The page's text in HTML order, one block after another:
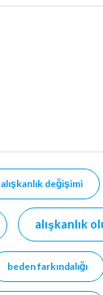
alışkanlık değişimi
alışkanlık
beden farkındalığı